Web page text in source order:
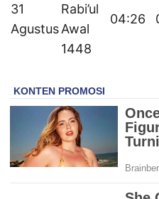
31
Agustus
Rabi’ul
Awal
1448
04:26